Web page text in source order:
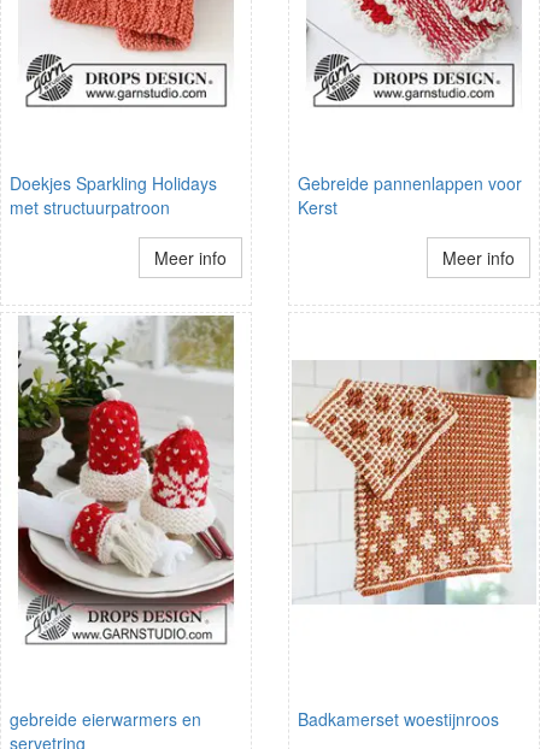
Doekjes Sparkling Holidays
met structuurpatroon
Meer info
Gebreide pannenlappen voor
Kerst
Meer info
gebreide eierwarmers en
servetring
Badkamerset woestijnroos